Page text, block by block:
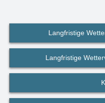
Langfristige
Langfristige